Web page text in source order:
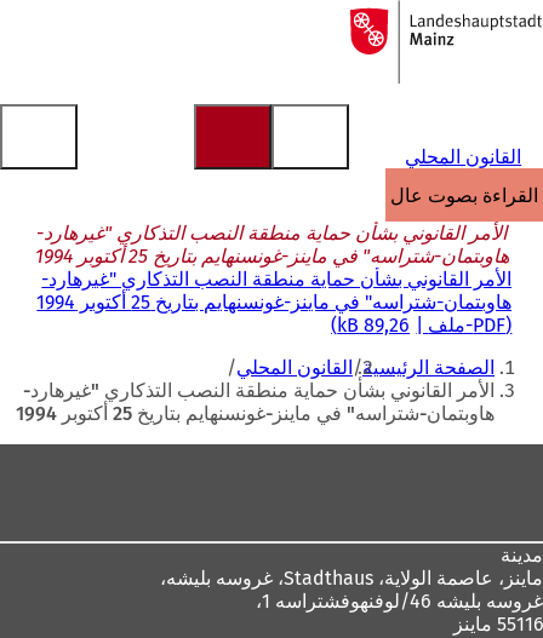
الانتقال إلى المحتوى
إلى
الصفحة
القانون المحلي
القراءة بصوت عالٍ
الأمر القانوني بشأن حماية منطقة النصب التذكاري "غيرهارد-
هاوبتمان-شتراسه" في ماينز-غونسنهايم بتاريخ 25 أكتوبر 1994
الأمر القانوني بشأن حماية منطقة النصب التذكاري "غيرهارد-
هاوبتمان-شتراسه" في ماينز-غونسنهايم بتاريخ 25 أكتوبر 1994
PDF-ملف 89,26 kB
أنت
هنا
الصفحة الرئيسية القانون المحلي
الأمر القانوني بشأن حماية منطقة النصب التذكاري "غيرهارد-
هاوبتمان-شتراسه" في ماينز-غونسنهايم بتاريخ 25 أكتوبر 1994
مدينة
ماينز، عاصمة الولاية،
غروسه بليشه 46/لوفنهوفشتراسه 1،
55116 ماينز